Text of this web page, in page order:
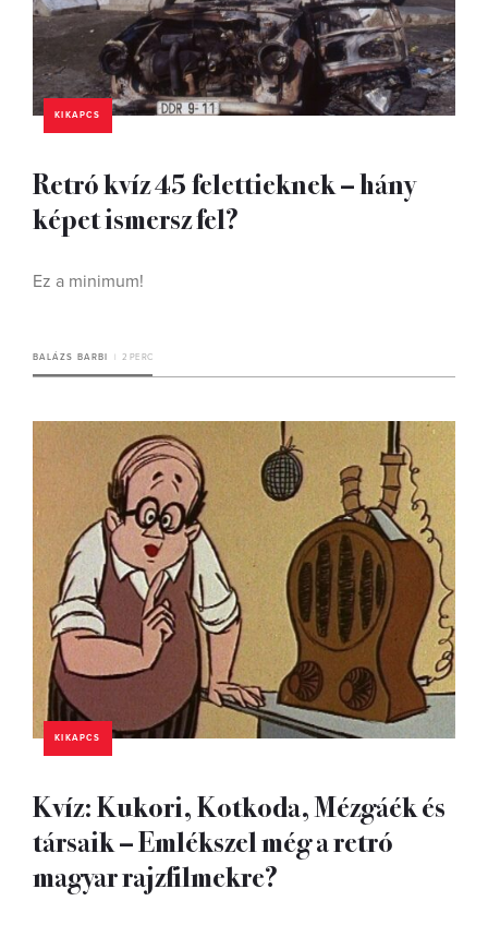
KIKAPCS
Retró kvíz 45 felettieknek – hány
képet ismersz fel?
Ez a minimum!
BALÁZS BARBI 2 PERC
KIKAPCS
Kvíz: Kukori, Kotkoda, Mézgáék és
társaik – Emlékszel még a retró
magyar rajzfilmekre?